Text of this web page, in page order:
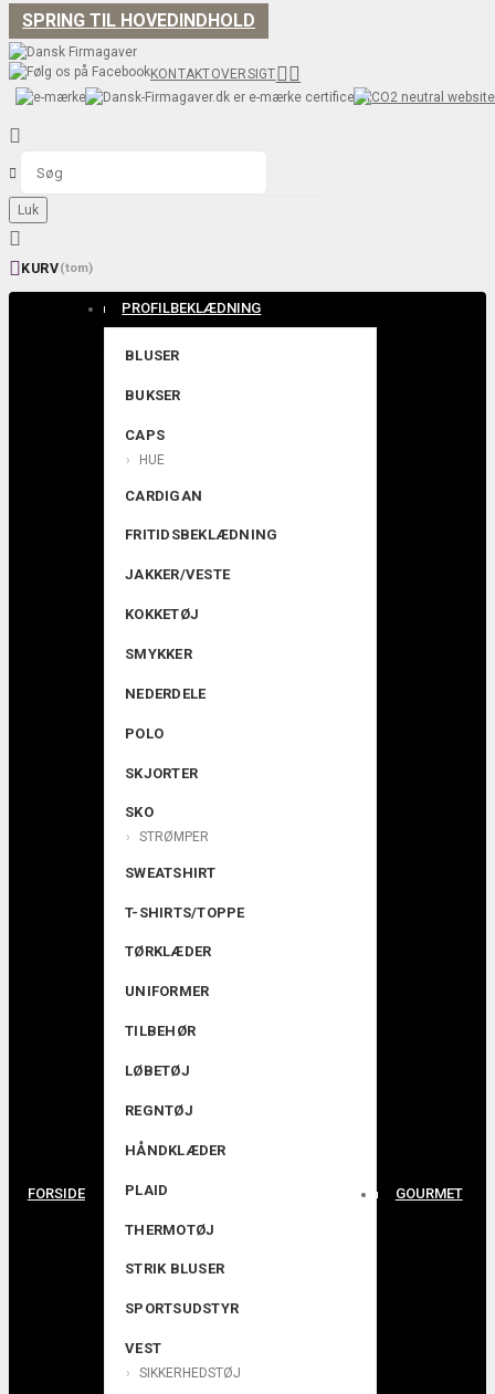
SPRING TIL HOVEDINDHOLD
KONTAKTOVERSIGT


Luk

KURV(tom)
FORSIDE
PROFILBEKLÆDNING
BLUSER
BUKSER
CAPS
HUE
CARDIGAN
FRITIDSBEKLÆDNING
JAKKER/VESTE
KOKKETØJ
SMYKKER
NEDERDELE
POLO
SKJORTER
SKO
STRØMPER
SWEATSHIRT
T-SHIRTS/TOPPE
TØRKLÆDER
UNIFORMER
TILBEHØR
LØBETØJ
REGNTØJ
HÅNDKLÆDER
PLAID
THERMOTØJ
STRIK BLUSER
SPORTSUDSTYR
VEST
SIKKERHEDSTØJ
GOURMET